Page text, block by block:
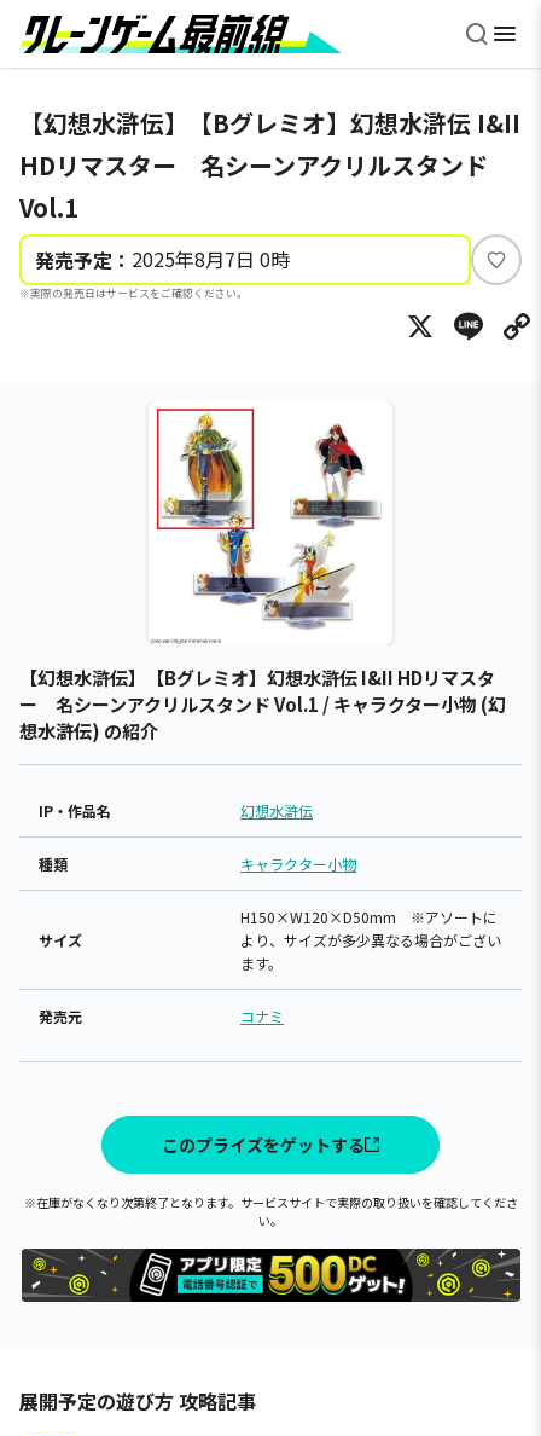
【幻想水滸伝】【Bグレミオ】幻想水滸伝 I&II
HDリマスター 名シーンアクリルスタンド
Vol.1
発売予定： 2025年8月7日 0時
※実際の発売日はサービスをご確認ください。
い
ね
X
【幻想水滸伝】【Bグレミオ】幻想水滸伝 I&II HDリマスタ
ー 名シーンアクリルスタンド Vol.1 / キャラクター小物 (幻
想水滸伝) の紹介
IP・作品名 幻想水滸伝
種類 キャラクター小物
サイズ
H150×W120×D50mm ※アソートに
より、サイズが多少異なる場合がござい
ます。
発売元 コナミ
このプライズをゲットする
※在庫がなくなり次第終了となります。サービスサイトで実際の取り扱いを確認してくださ
い。
展開予定の遊び方 攻略記事